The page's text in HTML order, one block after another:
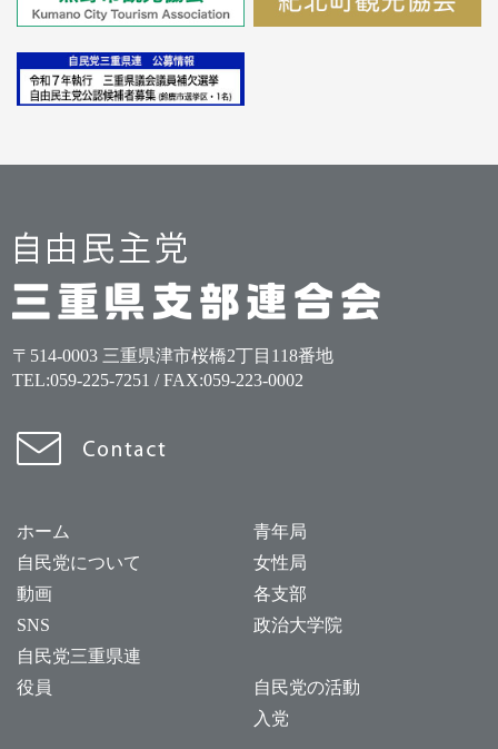
〒514-0003 三重県津市桜橋2丁目118番地
TEL:059-225-7251 / FAX:059-223-0002
ホーム
自民党について
動画
SNS
自民党三重県連
役員
青年局
女性局
各支部
政治大学院
自民党の活動
入党